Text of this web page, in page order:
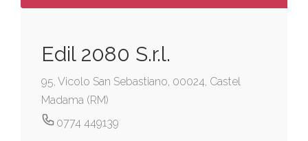
Edil 2080 S.r.l.
95, Vicolo San Sebastiano, 00024, Castel
Madama (RM)
0774 449139